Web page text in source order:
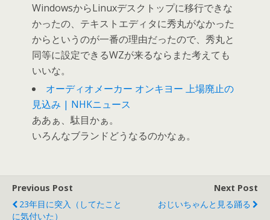
WindowsからLinuxデスクトップに移行できな
かったの、テキストエディタに秀丸がなかった
からというのが一番の理由だったので、秀丸と
同等に設定できるWZが来るならまた考えても
いいな。
オーディオメーカー オンキヨー 上場廃止の
見込み | NHKニュース
ああぁ、駄目かぁ。
いろんなブランドどうなるのかなぁ。
Previous Post
23年目に突入（してたこと
に気付いた）
Next Post
おじいちゃんと見る踊る